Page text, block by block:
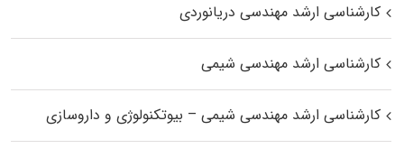
کارشناسی ارشد مهندسی دریانوردی
کارشناسی ارشد مهندسی شیمی
کارشناسی ارشد مهندسی شیمی – بیوتکنولوژی و داروسازی